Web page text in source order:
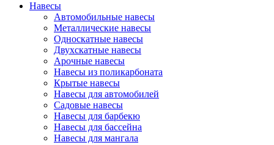
Навесы
Автомобильные навесы
Металлические навесы
Односкатные навесы
Двухскатные навесы
Арочные навесы
Навесы из поликарбоната
Крытые навесы
Навесы для автомобилей
Садовые навесы
Навесы для барбекю
Навесы для бассейна
Навесы для мангала